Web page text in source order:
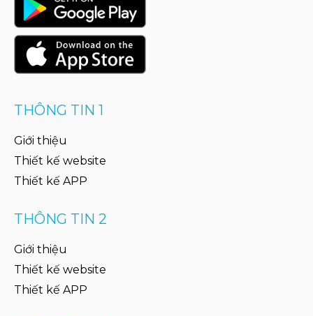
THÔNG TIN 1
Giới thiệu
Thiết kế website
Thiết kế APP
THÔNG TIN 2
Giới thiệu
Thiết kế website
Thiết kế APP